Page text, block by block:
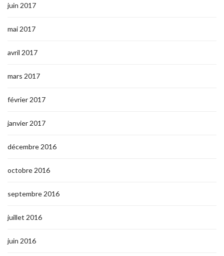
juin 2017
mai 2017
avril 2017
mars 2017
février 2017
janvier 2017
décembre 2016
octobre 2016
septembre 2016
juillet 2016
juin 2016